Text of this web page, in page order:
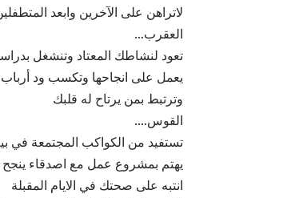
لاتراهن على الآخرين وابعد
العقرب…
تعود لنشاطك المعتاد وتنشغل
يعمل على انجاحها وتكسب ود
وترتبط بمن يرتاح له قلبك
القوس….
تستفيد من الكواكب المجتمعة في
يهتم بمشروع عمل مع اصدقاء ينجح
انتبه على صحتك في الايام المقبلة